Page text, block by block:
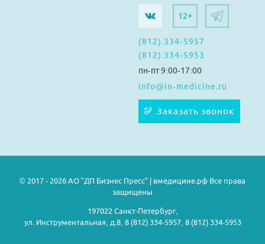
12+
(812) 334-5957
(812) 334-5953
пн-пт 9:00-17:00
info@in-medicine.ru
Заказать звонок
© 2017 - 2026 АО "ДП Бизнес Пресс" | вмедицине.рф Все права
защищены
197022 Санкт-Петербург,
ул. Инструментальная, д.8, 8 (812) 334-5957, 8 (812) 334-5953